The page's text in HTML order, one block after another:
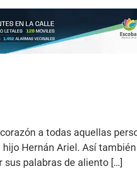
a todas aquellas
Hernán Ariel. Así
palabras de aliento […]